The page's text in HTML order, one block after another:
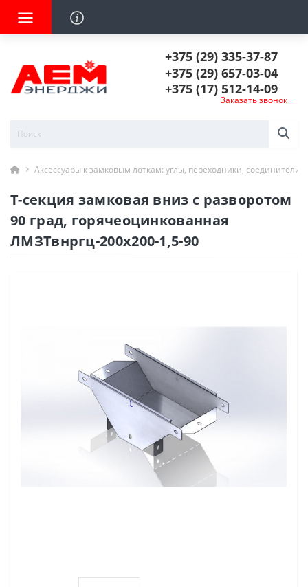
+375 (29) 335-37-87
+375 (29) 657-03-04
+375 (17) 512-14-09
Заказать звонок
Аксессуары к замковым лоткам: углы, переходники, соединители
Т-секция замковая вниз с разворотом
90 град, горячеоцинкованная
ЛМЗТвнргц-200х200-1,5-90